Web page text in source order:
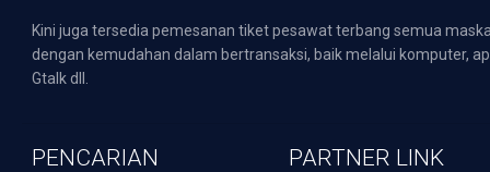
Kini juga tersedia pemesanan tiket pesawat terbang semua
dengan kemudahan dalam bertransaksi, baik melalui komputer,
Gtalk dll.
PENCARIAN PARTNER LINK